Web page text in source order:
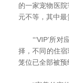
的一家宠物医
元不等，其中最
“‘VIP’所对
择，不同的住
笼位已全部被预